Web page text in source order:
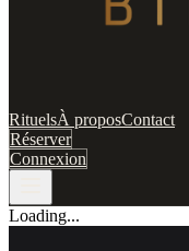
RituelsÀ proposContact
Réserver
Connexion
Loading...